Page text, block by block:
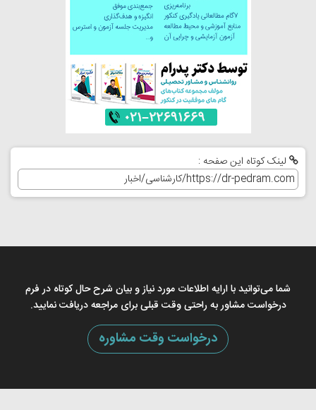
لینک کوتاه این صفحه :
شما می‌توانید با ارایه اطلاعات مورد نیاز و بیان شرح حال کوتاه در فرم
درخواست مشاور به راحتی وقت قبلی برای مراجعه دریافت نمایید.
درخواست وقت مشاوره